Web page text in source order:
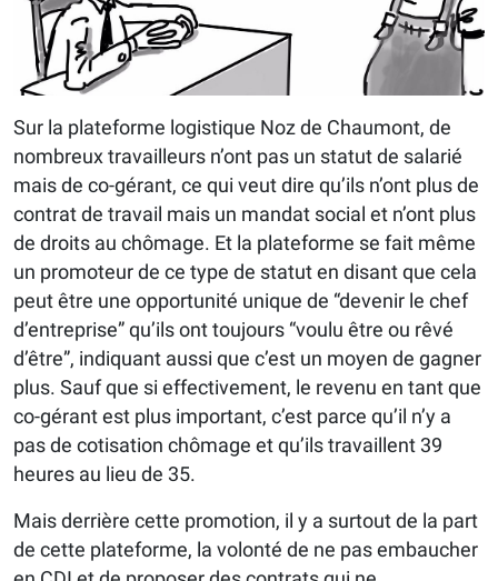
Sur la plateforme logistique Noz de Chaumont, de
nombreux travailleurs n’ont pas un statut de salarié
mais de co-gérant, ce qui veut dire qu’ils n’ont plus de
contrat de travail mais un mandat social et n’ont plus
de droits au chômage. Et la plateforme se fait même
un promoteur de ce type de statut en disant que cela
peut être une opportunité unique de “devenir le chef
d’entreprise” qu’ils ont toujours “voulu être ou rêvé
d’être”, indiquant aussi que c’est un moyen de gagner
plus. Sauf que si effectivement, le revenu en tant que
co-gérant est plus important, c’est parce qu’il n’y a
pas de cotisation chômage et qu’ils travaillent 39
heures au lieu de 35.
Mais derrière cette promotion, il y a surtout de la part
de cette plateforme, la volonté de ne pas embaucher